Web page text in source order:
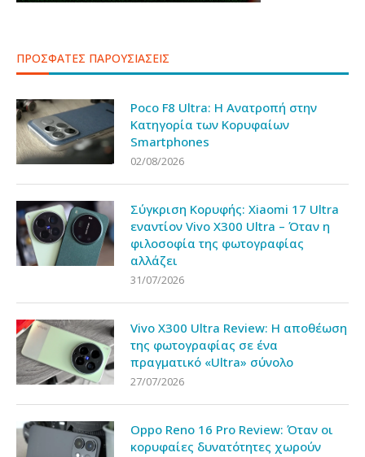
Poco F8 Ultra: Η Ανατροπή στην
Κατηγορία των Κορυφαίων
Smartphones
Σύγκριση Κορυφής: Xiaomi 17 Ultra
εναντίον Vivo X300 Ultra – Όταν η
φιλοσοφία της φωτογραφίας
αλλάζει
Vivo X300 Ultra Review: Η αποθέωση
της φωτογραφίας σε ένα
πραγματικό «Ultra» σύνολο
Oppo Reno 16 Pro Review: Όταν οι